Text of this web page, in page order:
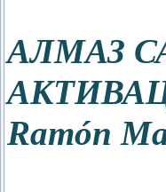
АЛМАЗ
Ramón